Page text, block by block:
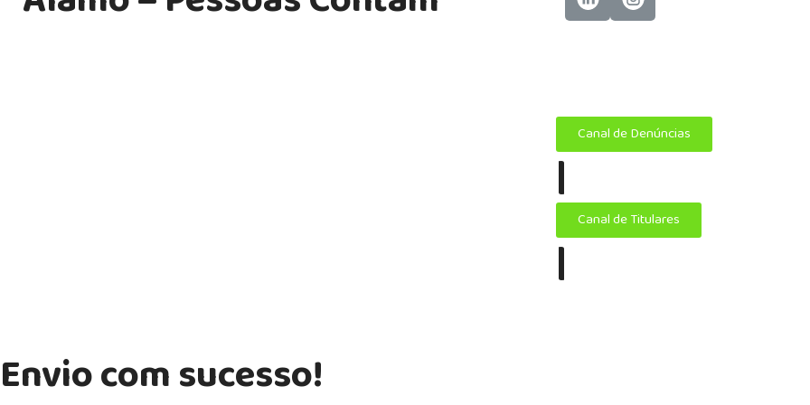
Canal de Denúncias
|
Canal de Titulares
|
Envio com sucesso!